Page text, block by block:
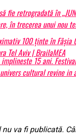
100 ţinte în Fâșia
Tel Aviv | BrailaMEA
fie retrogradată în
în trecerea unui nou
implineste 15 ani.
cultural revine in
nu va fi publicată.